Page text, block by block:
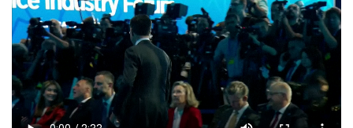
MXN 19.818137
MYR 4.726342
MZN 73.835072
NAD 18.700163
NGN 1573.280637
NIO 42.527107
NOK 10.987336